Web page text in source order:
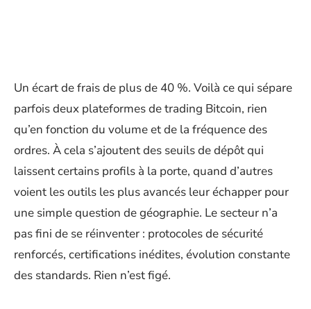
Un écart de frais de plus de 40 %. Voilà ce qui sépare
parfois deux plateformes de trading Bitcoin, rien
qu’en fonction du volume et de la fréquence des
ordres. À cela s’ajoutent des seuils de dépôt qui
laissent certains profils à la porte, quand d’autres
voient les outils les plus avancés leur échapper pour
une simple question de géographie. Le secteur n’a
pas fini de se réinventer : protocoles de sécurité
renforcés, certifications inédites, évolution constante
des standards. Rien n’est figé.